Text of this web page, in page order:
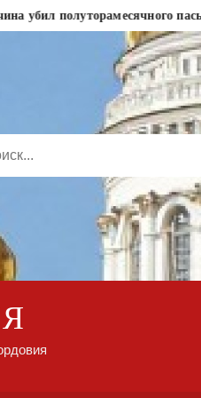
полуторамесячного пасынка